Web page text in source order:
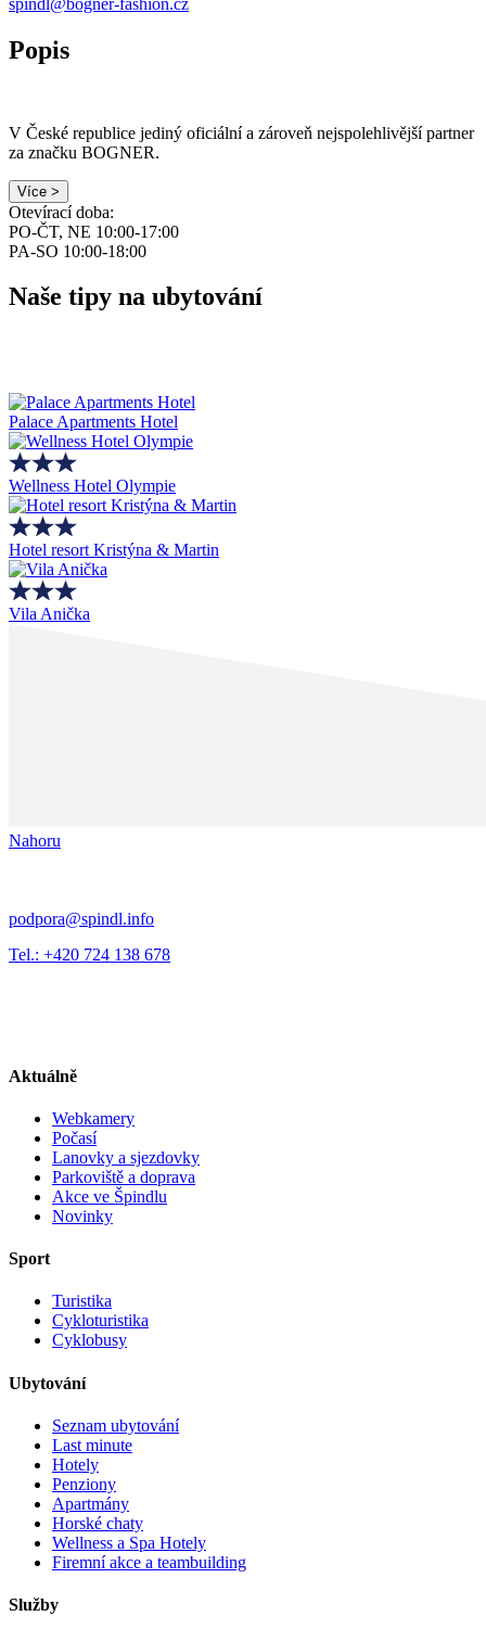
Popis
V České republice jediný oficiální a zároveň ​nejspolehlivější partner
za značku BOGNER.
Více >
Otevírací doba:
PO-ČT, NE 10:00-17:00
PA-SO 10:00-18:00
Naše tipy na ubytování
Palace Apartments Hotel
Wellness Hotel Olympie
Hotel resort Kristýna & Martin
Vila Anička
Nahoru
podpora@spindl.info
Tel.: +420 724 138 678
Aktuálně
Webkamery
Počasí
Lanovky a sjezdovky
Parkoviště a doprava
Akce ve Špindlu
Novinky
Sport
Turistika
Cykloturistika
Cyklobusy
Ubytování
Seznam ubytování
Last minute
Hotely
Penziony
Apartmány
Horské chaty
Wellness a Spa Hotely
Firemní akce a teambuilding
Služby